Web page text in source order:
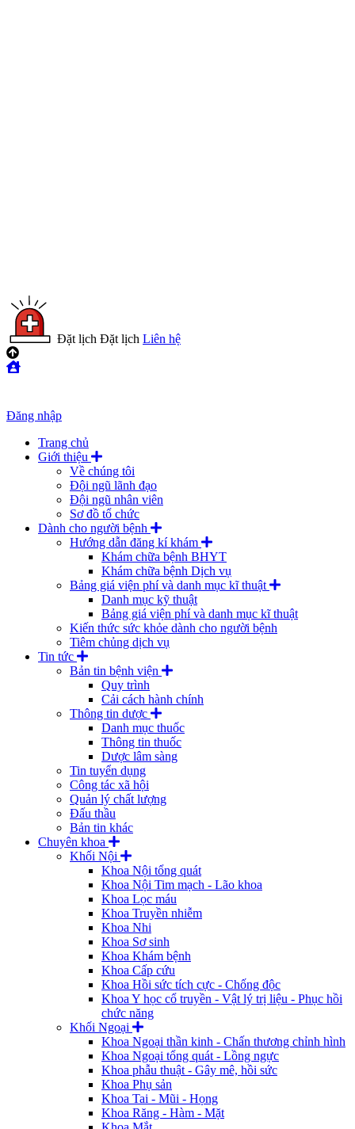
Đặt lịch Đặt lịch Liên hệ
Đăng nhập
Trang chủ
Giới thiệu
Về chúng tôi
Đội ngũ lãnh đạo
Đội ngũ nhân viên
Sơ đồ tổ chức
Dành cho người bệnh
Hướng dẫn đăng kí khám
Khám chữa bệnh BHYT
Khám chữa bệnh Dịch vụ
Bảng giá viện phí và danh mục kĩ thuật
Danh mục kỹ thuật
Bảng giá viện phí và danh mục kĩ thuật
Kiến thức sức khỏe dành cho người bệnh
Tiêm chủng dịch vụ
Tin tức
Bản tin bệnh viện
Quy trình
Cải cách hành chính
Thông tin dược
Danh mục thuốc
Thông tin thuốc
Dược lâm sàng
Tin tuyển dụng
Công tác xã hội
Quản lý chất lượng
Đấu thầu
Bản tin khác
Chuyên khoa
Khối Nội
Khoa Nội tổng quát
Khoa Nội Tim mạch - Lão khoa
Khoa Lọc máu
Khoa Truyền nhiễm
Khoa Nhi
Khoa Sơ sinh
Khoa Khám bệnh
Khoa Cấp cứu
Khoa Hồi sức tích cực - Chống độc
Khoa Y học cổ truyền - Vật lý trị liệu - Phục hồi
chức năng
Khối Ngoại
Khoa Ngoại thần kinh - Chấn thương chỉnh hình
Khoa Ngoại tổng quát - Lồng ngực
Khoa phẫu thuật - Gây mê, hồi sức
Khoa Phụ sản
Khoa Tai - Mũi - Họng
Khoa Răng - Hàm - Mặt